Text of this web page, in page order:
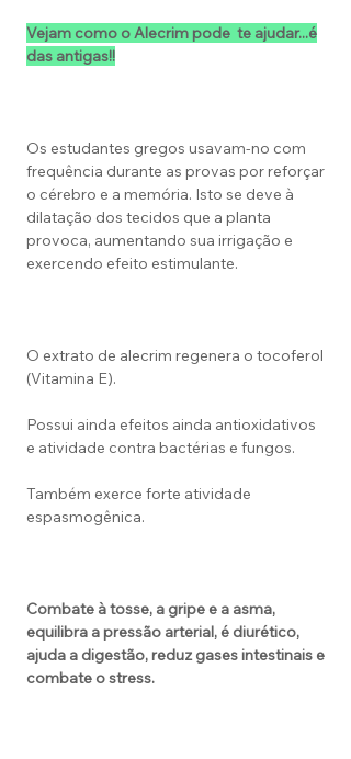
Vejam como o Alecrim pode te ajudar...é
das antigas!!
Os estudantes gregos usavam-no com
frequência durante as provas por reforçar
o cérebro e a memória. Isto se deve à
dilatação dos tecidos que a planta
provoca, aumentando sua irrigação e
exercendo efeito estimulante.
O extrato de alecrim regenera o tocoferol
(Vitamina E).
Possui ainda efeitos ainda antioxidativos
e atividade contra bactérias e fungos.
Também exerce forte atividade
espasmogênica.
Combate à tosse, a gripe e a asma,
equilibra a pressão arterial, é diurético,
ajuda a digestão, reduz gases intestinais e
combate o stress.